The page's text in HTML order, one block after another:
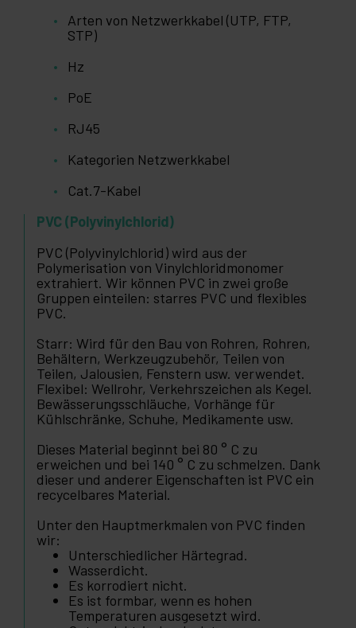
Arten von Netzwerkkabel (UTP, FTP,
STP)
Hz
PoE
RJ45
Kategorien Netzwerkkabel
Cat.7-Kabel
PVC (Polyvinylchlorid)
PVC (Polyvinylchlorid) wird aus der
Polymerisation von Vinylchloridmonomer
extrahiert. Wir können PVC in zwei große
Gruppen einteilen: starres PVC und flexibles
PVC.
Starr: Wird für den Bau von Rohren, Rohren,
Behältern, Werkzeugzubehör, Teilen von
Teilen, Jalousien, Fenstern usw. verwendet.
Flexibel: Wellrohr, Verkehrszeichen als Kegel.
Bewässerungsschläuche, Vorhänge für
Kühlschränke, Schuhe, Medikamente usw.
Dieses Material beginnt bei 80 ° C zu
erweichen und bei 140 ° C zu schmelzen. Dank
dieser und anderer Eigenschaften ist PVC ein
recycelbares Material.
Unter den Hauptmerkmalen von PVC finden
wir:
Unterschiedlicher Härtegrad.
Wasserdicht.
Es korrodiert nicht.
Es ist formbar, wenn es hohen
Temperaturen ausgesetzt wird.